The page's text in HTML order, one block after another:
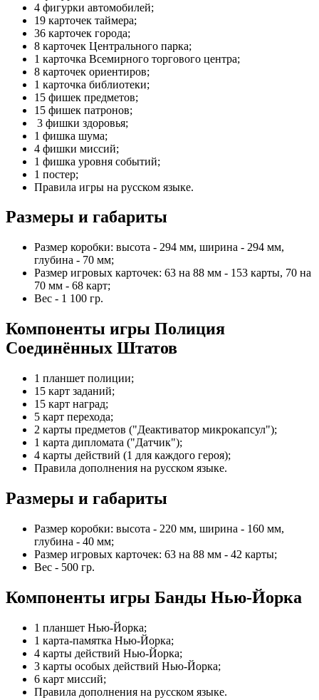
4 фигурки автомобилей;
19 карточек таймера;
36 карточек города;
8 карточек Центрального парка;
1 карточка Всемирного торгового центра;
8 карточек ориентиров;
1 карточка библиотеки;
15 фишек предметов;
15 фишек патронов;
3 фишки здоровья;
1 фишка шума;
4 фишки миссий;
1 фишка уровня событий;
1 постер;
Правила игры на русском языке.
Размеры и габариты
Размер коробки: высота - 294 мм, ширина - 294 мм,
глубина - 70 мм;
Размер игровых карточек: 63 на 88 мм - 153 карты, 70 на
70 мм - 68 карт;
Вес - 1 100 гр.
Компоненты игры Полиция
Соединённых Штатов
1 планшет полиции;
15 карт заданий;
15 карт наград;
5 карт перехода;
2 карты предметов ("Деактиватор микрокапсул");
1 карта дипломата ("Датчик");
4 карты действий (1 для каждого героя);
Правила дополнения на русском языке.
Размеры и габариты
Размер коробки: высота - 220 мм, ширина - 160 мм,
глубина - 40 мм;
Размер игровых карточек: 63 на 88 мм - 42 карты;
Вес - 500 гр.
Компоненты игры Банды Нью-Йорка
1 планшет Нью-Йорка;
1 карта-памятка Нью-Йорка;
4 карты действий Нью-Йорка;
3 карты особых действий Нью-Йорка;
6 карт миссий;
Правила дополнения на русском языке.